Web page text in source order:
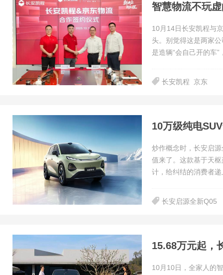
智慧物流不玩
10月14日长安凯程与
头。别觉得这是两家
是造辆“会自己开的车
长安凯程 京东
炒作概念时，长安启
值来了。这款基于天
计，给纠结的消费者
长安启源全新Q05
10月10日，全家人的